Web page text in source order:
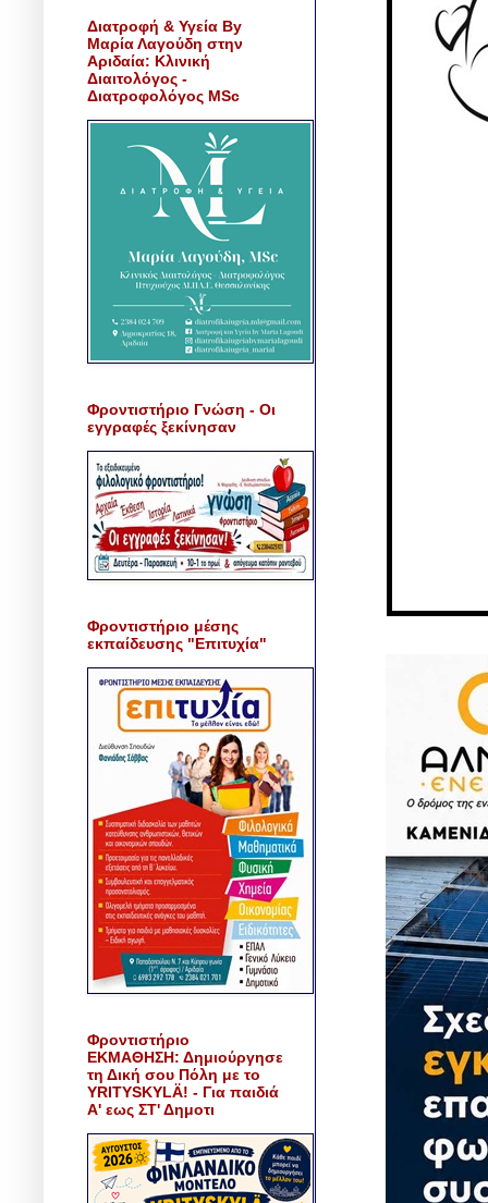
Διατροφή & Υγεία By
Μαρία Λαγούδη στην
Αριδαία: Κλινική
Διαιτολόγος -
Διατροφολόγος MSc
Φροντιστήριο Γνώση - Οι
εγγραφές ξεκίνησαν
Φροντιστήριο μέσης
εκπαίδευσης "Επιτυχία"
Φροντιστήριο
ΕΚΜΑΘΗΣΗ: Δημιούργησε
τη Δική σου Πόλη με το
YRITYSKYLÄ! - Για παιδιά
Α' εως ΣΤ' Δημοτι